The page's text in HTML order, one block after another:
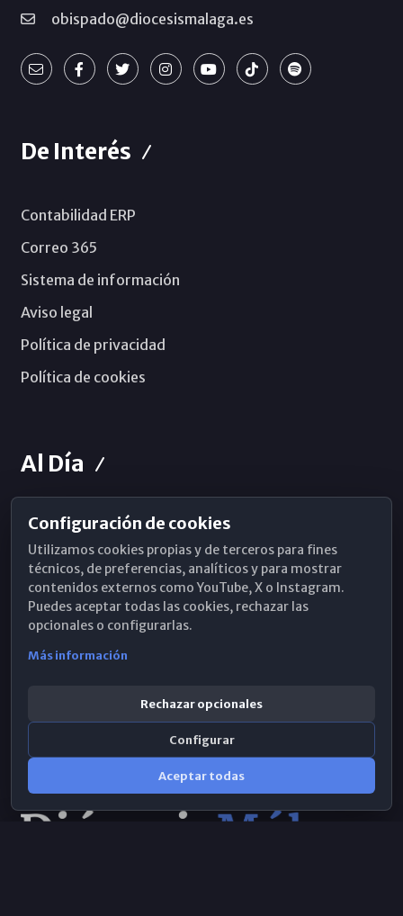
obispado@diocesismalaga.es
De Interés
Contabilidad ERP
Correo 365
Sistema de información
Aviso legal
Política de privacidad
Política de cookies
Al Día
Horarios de Misa
Hemeroteca
WhatsApp
Configuración de cookies
Utilizamos cookies propias y de terceros para fines
técnicos, de preferencias, analíticos y para mostrar
contenidos externos como YouTube, X o Instagram.
Puedes aceptar todas las cookies, rechazar las
opcionales o configurarlas.
Más información
Rechazar opcionales
Configurar
Aceptar todas